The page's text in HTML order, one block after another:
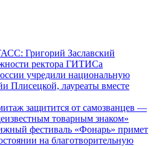
Григорий Заславский
ректора ГИТИСа
учредили национальную
Плисецкой, лауреаты вместе
защитится от самозванцев —
товарным знаком»
фестиваль «Фонарь» примет
на благотворительную